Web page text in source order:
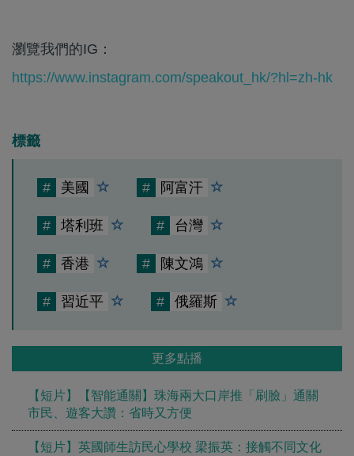
瀏覽我們的IG：
https://www.instagram.com/speakout_hk/?hl=zh-hk
標籤
# 美國 # 阿富汗
# 塔利班 # 台灣
# 香港 # 陳文鴻
# 習近平 # 俄羅斯
更多點播
【短片】【智能通關】珠海兩大口岸推「刷臉」通關
市民、遊客大讚：省時又方便
【短片】英國師生訪民心學校 梁振英：接觸不同文化